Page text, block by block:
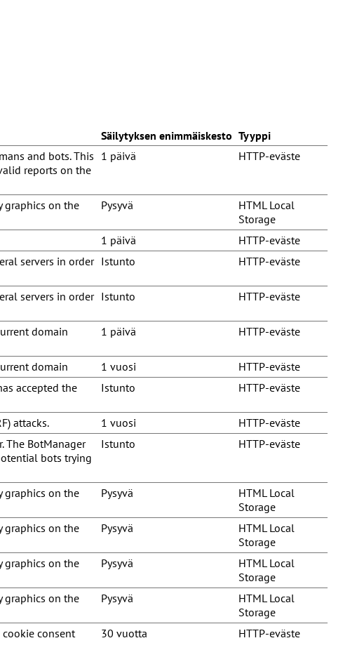
Säilytyksen enimmäiskesto Tyyppi
and bots. This
reports on the
1 päivä HTTP-eväste
graphics on the
Pysyvä
HTML Local
Storage
1 päivä
HTTP-eväste
servers in order Istunto HTTP-eväste
servers in order Istunto HTTP-eväste
domain 1 päivä HTTP-eväste
domain 1 vuosi
HTTP-eväste
accepted the
Istunto HTTP-eväste
attacks. 1 vuosi
HTTP-eväste
The BotManager
bots trying
Istunto HTTP-eväste
graphics on the
Pysyvä
HTML Local
Storage
graphics on the
Pysyvä
HTML Local
Storage
graphics on the
Pysyvä
HTML Local
Storage
graphics on the
Pysyvä
HTML Local
Storage
cookie consent
30 vuotta HTTP-eväste